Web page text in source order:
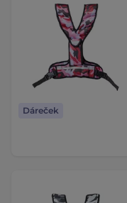
Dáreček